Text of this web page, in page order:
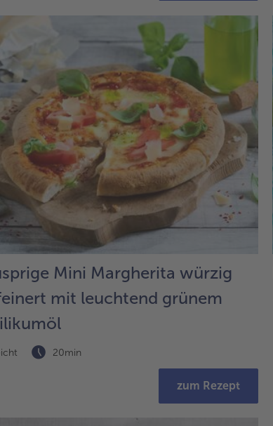
Mini Margherita würzig
mit leuchtend grünem
20min
zum Rezept